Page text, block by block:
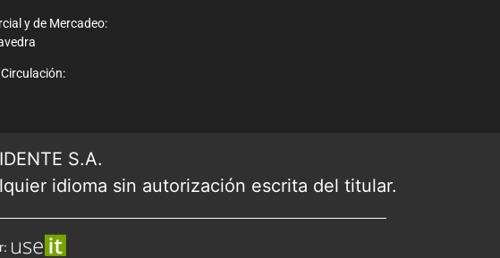
y de Mercadeo:
S.A.
idioma sin autorización escrita del titular.